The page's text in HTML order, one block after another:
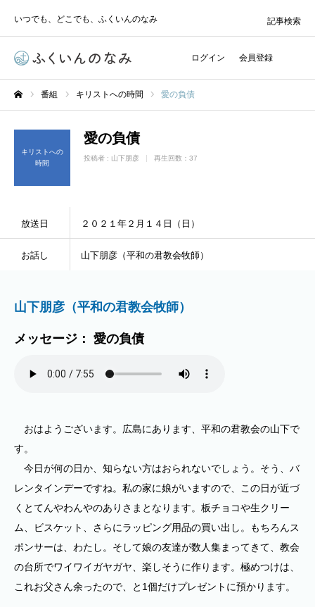
いつでも、どこでも、ふくいんのなみ
ログイン 会員登録
記事検索
番組 キリストへの時間 愛の負債
キリストへの
時間
愛の負債
投稿者 : 山下朋彦 再生回数：37
放送日 ２０２１年２月１４日（日）
お話し 山下朋彦（平和の君教会牧師）
山下朋彦（平和の君教会牧師）
メッセージ： 愛の負債
おはようございます。広島にあります、平和の君教会の山下で
す。
今日が何の日か、知らない方はおられないでしょう。そう、バ
レンタインデーですね。私の家に娘がいますので、この日が近づ
くとてんやわんやのありさまとなります。板チョコや生クリー
ム、ビスケット、さらにラッピング用品の買い出し。もちろんス
ポンサーは、わたし。そして娘の友達が数人集まってきて、教会
の台所でワイワイガヤガヤ、楽しそうに作ります。極めつけは、
これお父さん余ったので、と1個だけプレゼントに預かります。